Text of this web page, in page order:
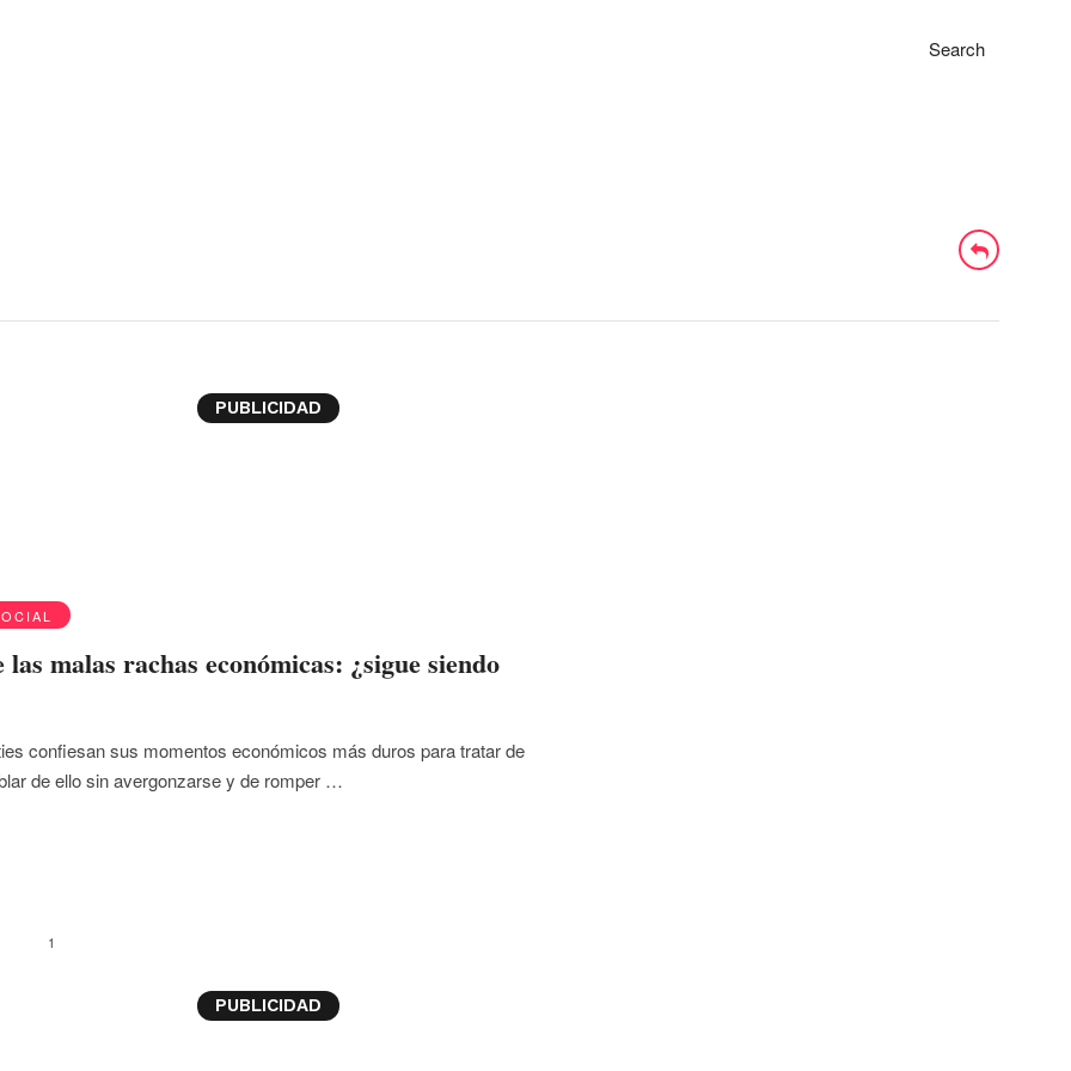
Search
PUBLICIDAD
malas rachas económicas: ¿sigue siendo
confiesan sus momentos económicos más duros para tratar de
de ello sin avergonzarse y de romper …
1
PUBLICIDAD